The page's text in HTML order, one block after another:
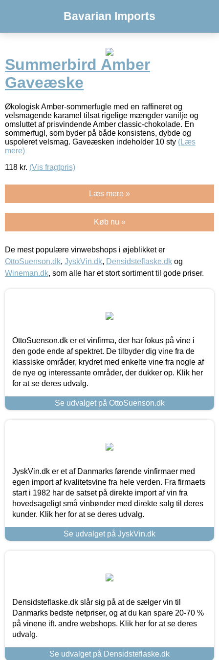
Bavarian Imports
Summerbird Amber
Gaveæske
Økologisk Amber-sommerfugle med en raffineret og
velsmagende karamel tilsat rigelige mængder vanilje og
omsluttet af prisvindende Amber classic-chokolade. En
sommerfugl, som byder på både konsistens, dybde og
uspoleret velsmag. Gaveæsken indeholder 10 sty (Læs
mere)
118 kr. (Vis fragtpris)
Læs mere »
Køb nu »
De mest populære vinwebshops i øjeblikket er
OttoSuenson.dk, JyskVin.dk, Densidsteflaske.dk og
Wineman.dk, som alle har et stort sortiment til gode priser.
OttoSuenson.dk er et vinfirma, der har fokus på vine i
den gode ende af spektret. De tilbyder dig vine fra de
klassiske områder, krydret med enkelte vine fra nogle af
de nye og interessante områder, der dukker op. Klik her
for at se deres udvalg.
Se udvalget på OttoSuenson.dk
JyskVin.dk er et af Danmarks førende vinfirmaer med
egen import af kvalitetsvine fra hele verden. Fra firmaets
start i 1982 har de satset på direkte import af vin fra
hovedsageligt små vinbønder med direkte salg til deres
kunder. Klik her for at se deres udvalg.
Se udvalget på JyskVin.dk
Densidsteflaske.dk slår sig på at de sælger vin til
Danmarks bedste netpriser, og at du kan spare 20-70 %
på vinene ift. andre webshops. Klik her for at se deres
udvalg.
Se udvalget på Densidsteflaske.dk